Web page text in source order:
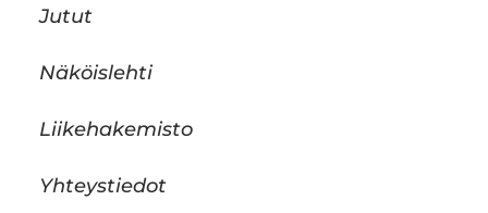
Jutut
Näköislehti
Liikehakemisto
Yhteystiedot